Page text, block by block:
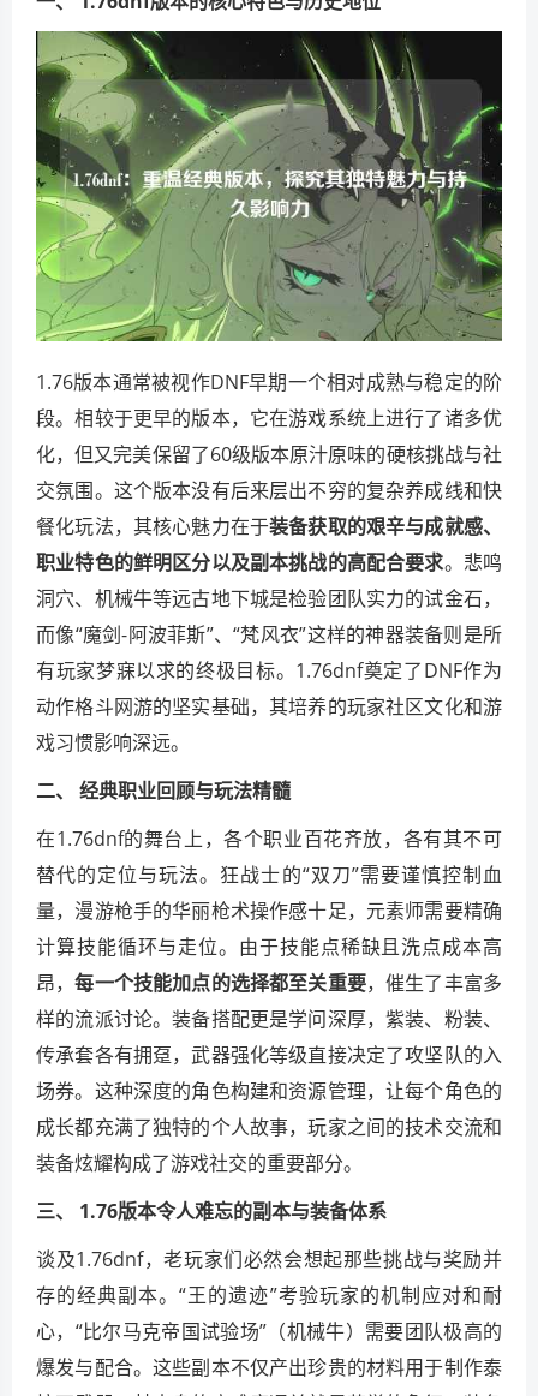
1.76版本通常被视作DNF早期一个相对成熟与稳定的阶
段。相较于更早的版本，它在游戏系统上进行了诸多优
化，但又完美保留了60级版本原汁原味的硬核挑战与社
交氛围。这个版本没有后来层出不穷的复杂养成线和快
餐化玩法，其核心魅力在于装备获取的艰辛与成就感、
职业特色的鲜明区分以及副本挑战的高配合要求。悲鸣
洞穴、机械牛等远古地下城是检验团队实力的试金石，
而像“魔剑-阿波菲斯”、“梵风衣”这样的神器装备则是所
有玩家梦寐以求的终极目标。1.76dnf奠定了DNF作为
动作格斗网游的坚实基础，其培养的玩家社区文化和游
戏习惯影响深远。
二、 经典职业回顾与玩法精髓
在1.76dnf的舞台上，各个职业百花齐放，各有其不可
替代的定位与玩法。狂战士的“双刀”需要谨慎控制血
量，漫游枪手的华丽枪术操作感十足，元素师需要精确
计算技能循环与走位。由于技能点稀缺且洗点成本高
昂，每一个技能加点的选择都至关重要，催生了丰富多
样的流派讨论。装备搭配更是学问深厚，紫装、粉装、
传承套各有拥趸，武器强化等级直接决定了攻坚队的入
场券。这种深度的角色构建和资源管理，让每个角色的
成长都充满了独特的个人故事，玩家之间的技术交流和
装备炫耀构成了游戏社交的重要部分。
三、 1.76版本令人难忘的副本与装备体系
谈及1.76dnf，老玩家们必然会想起那些挑战与奖励并
存的经典副本。“王的遗迹”考验玩家的机制应对和耐
心，“比尔马克帝国试验场”（机械牛）需要团队极高的
爆发与配合。这些副本不仅产出珍贵的材料用于制作泰